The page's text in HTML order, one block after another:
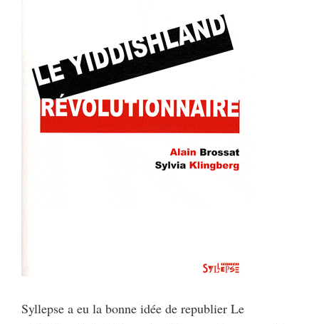
Syllepse a eu la bonne idée de republier Le